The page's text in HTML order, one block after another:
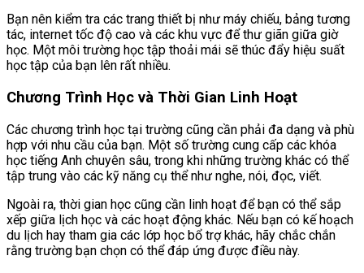
Bạn nên kiểm tra các trang thiết bị như máy chiếu, bảng tương
tác, internet tốc độ cao và các khu vực để thư giãn giữa giờ
học. Một môi trường học tập thoải mái sẽ thúc đẩy hiệu suất
học tập của bạn lên rất nhiều.
Chương Trình Học và Thời Gian Linh Hoạt
Các chương trình học tại trường cũng cần phải đa dạng và phù
hợp với nhu cầu của bạn. Một số trường cung cấp các khóa
học tiếng Anh chuyên sâu, trong khi những trường khác có thể
tập trung vào các kỹ năng cụ thể như nghe, nói, đọc, viết.
Ngoài ra, thời gian học cũng cần linh hoạt để bạn có thể sắp
xếp giữa lịch học và các hoạt động khác. Nếu bạn có kế hoạch
du lịch hay tham gia các lớp học bổ trợ khác, hãy chắc chắn
rằng trường bạn chọn có thể đáp ứng được điều này.